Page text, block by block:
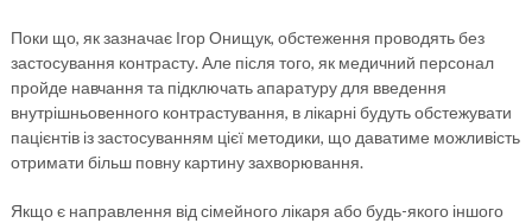
Поки що, як зазначає Ігор Онищук, обстеження проводять без
застосування контрасту. Але після того, як медичний персонал
пройде навчання та підключать апаратуру для введення
внутрішньовенного контрастування, в лікарні будуть обстежувати
пацієнтів із застосуванням цієї методики, що даватиме можливість
отримати більш повну картину захворювання.
Якщо є направлення від сімейного лікаря або будь-якого іншого